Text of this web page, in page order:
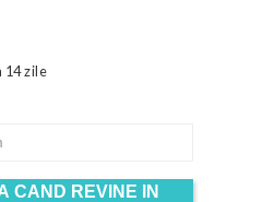
14 zile
CAND REVINE IN